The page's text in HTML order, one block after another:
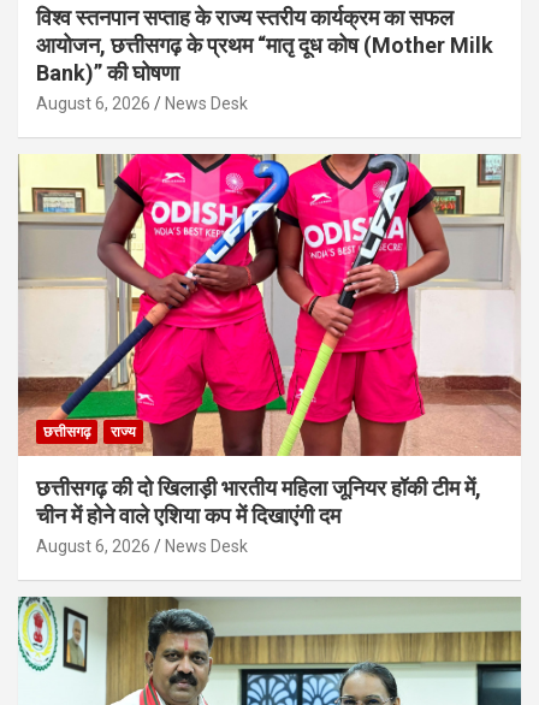
विश्व स्तनपान सप्ताह के राज्य स्तरीय कार्यक्रम का सफल
आयोजन, छत्तीसगढ़ के प्रथम “मातृ दूध कोष (Mother Milk
Bank)” की घोषणा
August 6, 2026 News Desk
छत्तीसगढ़ राज्य
छत्तीसगढ़ की दो खिलाड़ी भारतीय महिला जूनियर हॉकी टीम में,
चीन में होने वाले एशिया कप में दिखाएंगी दम
August 6, 2026 News Desk